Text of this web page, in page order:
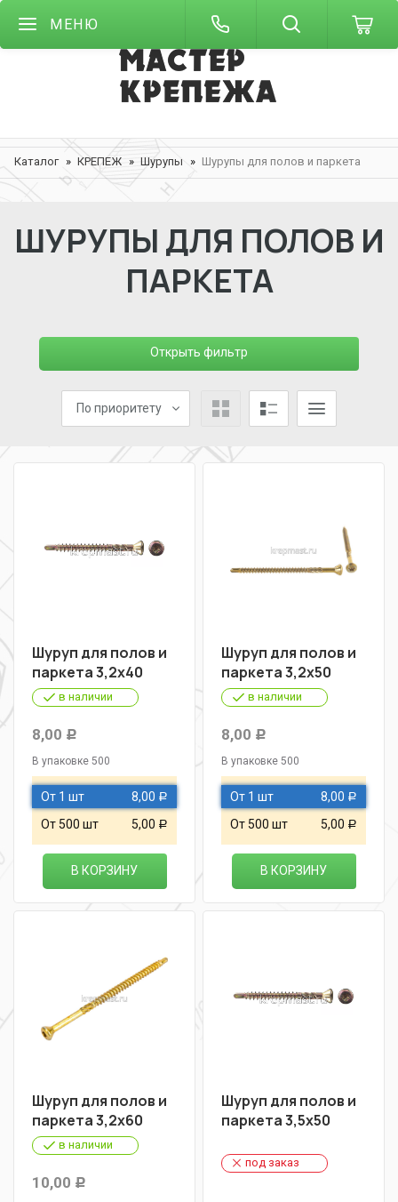
МЕНЮ
Каталог КРЕПЕЖ Шурупы Шурупы для полов и паркета
ШУРУПЫ ДЛЯ ПОЛОВ И
ПАРКЕТА
Открыть фильтр
По приоритету
Шуруп для полов и
паркета 3,2х40
в наличии
8,00 Р
В упаковке 500
От 1 шт 8,00 Р
От 500 шт 5,00 Р
В КОРЗИНУ
Шуруп для полов и
паркета 3,2х50
в наличии
8,00 Р
В упаковке 500
От 1 шт 8,00 Р
От 500 шт 5,00 Р
В КОРЗИНУ
Шуруп для полов и
паркета 3,2х60
в наличии
10,00 Р
Шуруп для полов и
паркета 3,5х50
под заказ